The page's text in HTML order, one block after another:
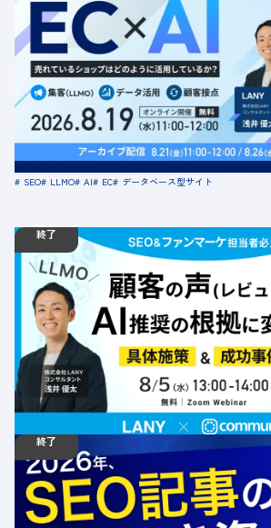
【無料セミナー】EC × AI 売れている
に活用しているか？ 「集客（LLMO）
「顧客接点」
定員数：500名
金額：無料
場所：オンライン
SEO LLMO AI EC データベース型サイト
終了
ウェビナー
【無料ウェビナー】顧客の声（レビュ
に変える｜LLMO×UGCで実現する具
定員数：500名
金額：無料
場所：オンライン
LLMO AI 共催 デジタルマーケティング BtoB BtoC
終了
ウェビナー
【無料ウェビナー】2026年のSEO記事
計1万本の記事制作で見えた、最新の
の傾向とSEO・LLMO記事制作の極意